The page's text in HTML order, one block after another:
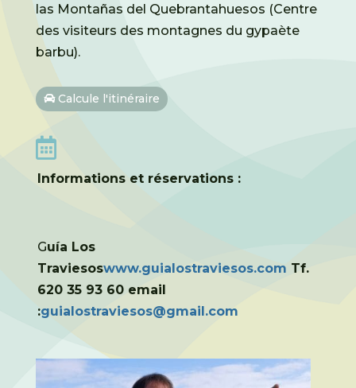
las Montañas del Quebrantahuesos (Centre
des visiteurs des montagnes du gypaète
barbu).
Calcule l'itinéraire

Informations et réservations :
Guía Los
Traviesoswww.guialostraviesos.com Tf.
620 35 93 60 email
:guialostraviesos@gmail.com